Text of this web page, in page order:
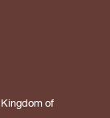
of